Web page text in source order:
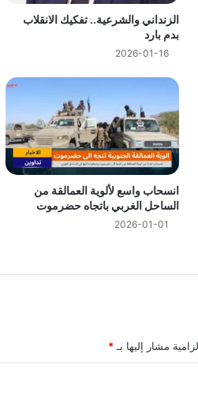
من أبناء محافظة البيضاء
بصرف مرتباتهم الموقوفة
الزنداني والشرعية.. تفكيك الانقلاب
بدم بارد
2026-01-16
انسحاب واسع لألوية العمالقة من
الساحل الغربي باتجاه حضرموت
2026-01-01
مشار إليها بـ*